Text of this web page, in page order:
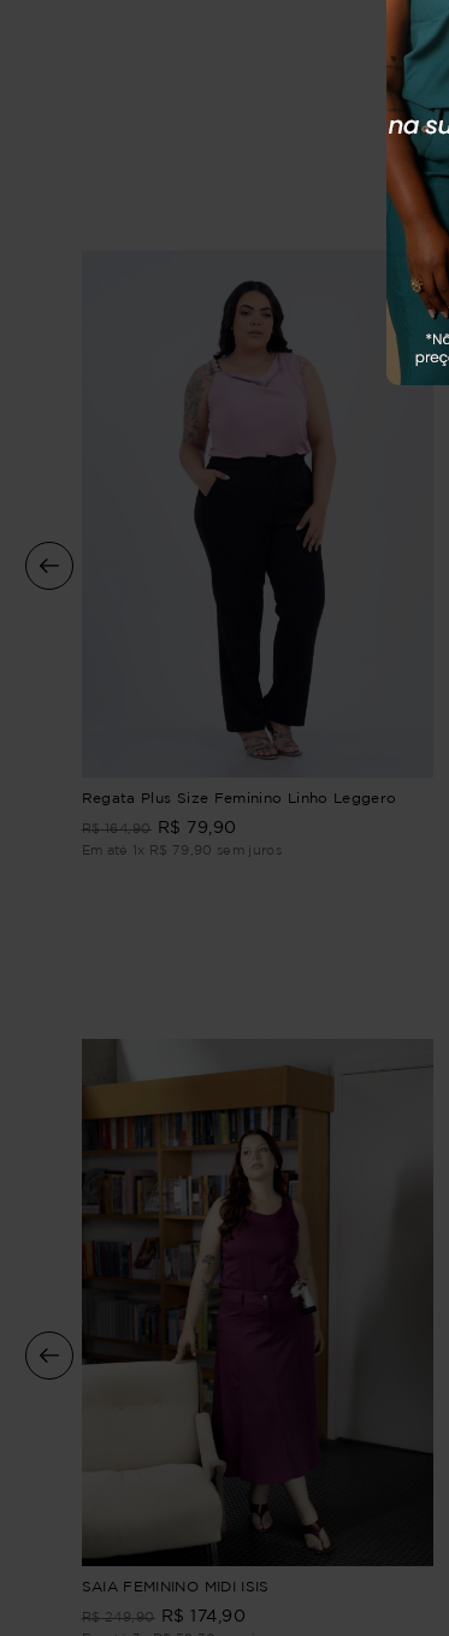
Regata Plus Size Feminino Linho Leggero
R$ 164,90 R$ 79 90
Em até 1 x R$ 79 90 sem juros
SAIA FEMININO MIDI ISIS
R$ 249,90 R$ 174 90